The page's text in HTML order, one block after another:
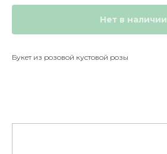
Нет в наличии
Букет из розовой кустовой розы